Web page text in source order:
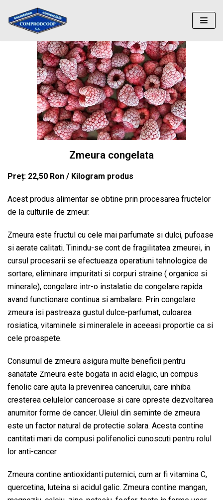
Sari
la
Zmeura congelata
Preț: 22,50 Ron / Kilogram produs
Acest produs alimentar se obtine prin procesarea fructelor
de la culturile de zmeur.
Zmeura este fructul cu cele mai parfumate si dulci, pufoase
si aerate calitati. Tinindu-se cont de fragilitatea zmeurei, in
cursul procesarii se efectueaza operatiuni tehnologice de
sortare, eliminare impuritati si corpuri straine ( organice si
minerale), congelare intr-o instalatie de congelare rapida
avand functionare continua si ambalare. Prin congelare
zmeura isi pastreaza gustul dulce-parfumat, culoarea
rosiatica, vitaminele si mineralele in aceeasi proportie ca si
cele proaspete.
Consumul de zmeura asigura multe beneficii pentru
sanatate Zmeura este bogata in acid elagic, un compus
fenolic care ajuta la prevenirea cancerului, care inhiba
cresterea celulelor canceroase si care opreste dezvoltarea
anumitor forme de cancer. Uleiul din seminte de zmeura
este un factor natural de protectie solara. Acesta contine
cantitati mari de compusi polifenolici cunoscuti pentru rolul
lor anti-cancer.
Zmeura contine antioxidanti puternici, cum ar fi vitamina C,
quercetina, luteina si acidul galic. Zmeura contine mangan,